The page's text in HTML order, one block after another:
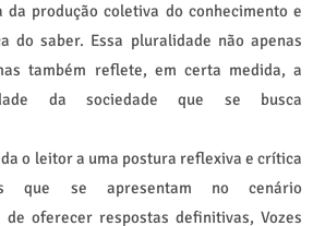
produção coletiva do conhecimento e
do saber. Essa pluralidade não apenas
também reflete, em certa medida, a
da sociedade que se busca
o leitor a uma postura reflexiva e crítica
que se apresentam no cenário
de oferecer respostas definitivas, Vozes